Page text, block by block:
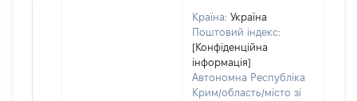
Країна: Україна
Поштовий індекс:
[Конфіденційна
інформація]
Автономна Республіка
Крим/область/місто зі